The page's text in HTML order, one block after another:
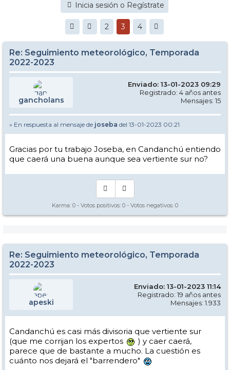
Inicia sesión o Regístrate
2 3 4
Re: Seguimiento meteorológico, Temporada
2022-2023
gancholans
Enviado: 13-01-2023 09:29
Registrado: 4 años antes
Mensajes: 15
» En respuesta al mensaje de joseba del 13-01-2023 00:21
Gracias por tu trabajo Joseba, en Candanchú entiendo
que caerá una buena aunque sea vertiente sur no?
Karma: 0 - Votos positivos: 0 - Votos negativos: 0
Re: Seguimiento meteorológico, Temporada
2022-2023
apeski
Enviado: 13-01-2023 11:14
Registrado: 19 años antes
Mensajes: 1.933
Candanchú es casi más divisoria que vertiente sur
(que me corrijan los expertos
) y caer caerá,
parece que de bastante a mucho. La cuestión es
cuánto nos dejará el "barrendero"